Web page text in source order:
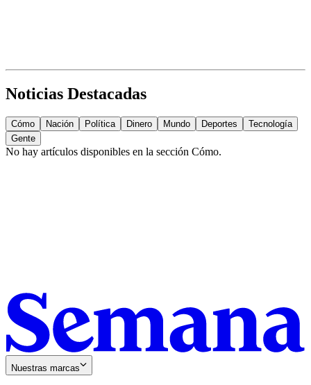
Noticias Destacadas
Cómo Nación Política Dinero Mundo Deportes
Tecnología
Gente
No hay artículos disponibles en la sección Cómo.
Nuestras marcas